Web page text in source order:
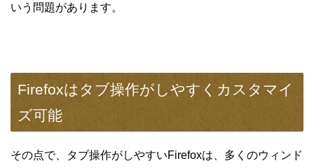
いう問題があります。
Firefoxはタブ操作がしやすくカスタマイ
ズ可能
その点で、タブ操作がしやすいFirefoxは、多くのウィンド